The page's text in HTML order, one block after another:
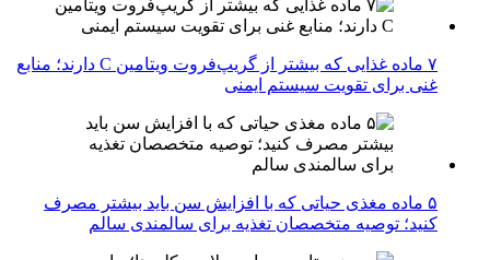
۷ ماده غذایی که بیشتر از گریپ‌فروت ویتامین C دارند؛ منابع
غنی برای تقویت سیستم ایمنی
۵ ماده مغذی حیاتی که با افزایش سن باید بیشتر مصرف
کنید؛ توصیه متخصصان تغذیه برای سالمندی سالم